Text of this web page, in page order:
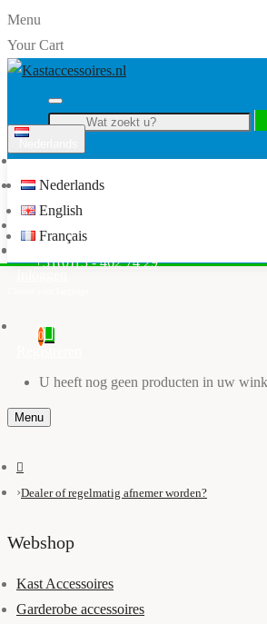
Menu
Your Cart
Nederlands
English
Français
info@kastaccessoires.nl
+31(0)13 - 462 74 29
0
U heeft nog geen producten in uw
Menu
Registreren
Menu
Dealer of regelmatig afnemer worden?
Webshop
Kast Accessoires
Garderobe accessoires